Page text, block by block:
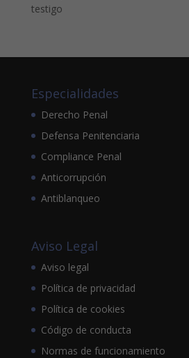
testigo
Especialidades
Derecho Penal
Defensa Penitenciaria
Compliance Penal
Anticorrupción
Antiblanqueo
Aviso Legal
Aviso legal
Política de privacidad
Política de cookies
Código de conducta
Normas de funcionamiento